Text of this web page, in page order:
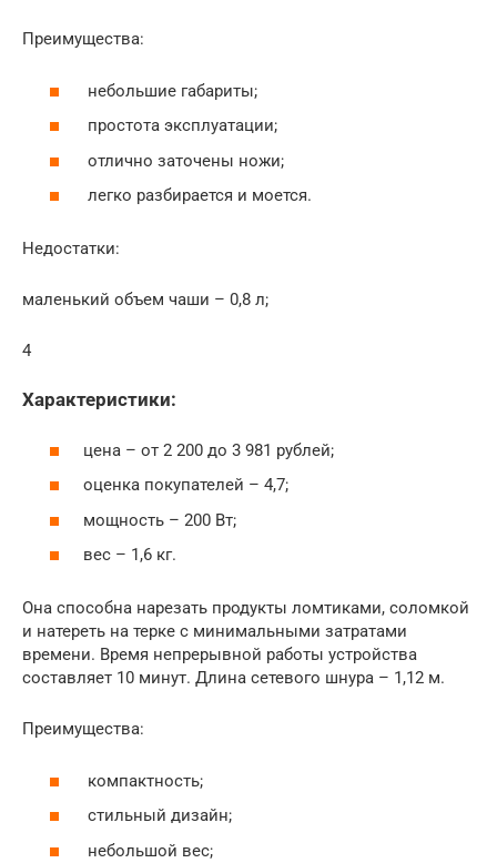
Преимущества:
небольшие габариты;
простота эксплуатации;
отлично заточены ножи;
легко разбирается и моется.
Недостатки:
маленький объем чаши – 0,8 л;
4
Характеристики:
цена – от 2 200 до 3 981 рублей;
оценка покупателей – 4,7;
мощность – 200 Вт;
вес – 1,6 кг.
Она способна нарезать продукты ломтиками, соломкой
и натереть на терке с минимальными затратами
времени. Время непрерывной работы устройства
составляет 10 минут. Длина сетевого шнура – 1,12 м.
Преимущества:
компактность;
стильный дизайн;
небольшой вес;